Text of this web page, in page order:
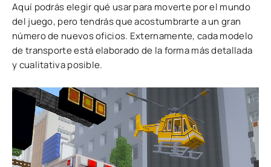
Aquí podrás elegir qué usar para moverte por el mundo
del juego, pero tendrás que acostumbrarte a un gran
número de nuevos oficios. Externamente, cada modelo
de transporte está elaborado de la forma más detallada
y cualitativa posible.